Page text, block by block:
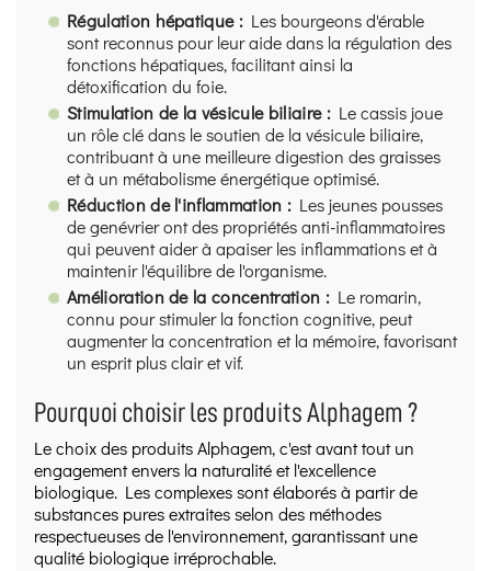
Régulation hépatique : Les bourgeons d'érable
sont reconnus pour leur aide dans la régulation des
fonctions hépatiques, facilitant ainsi la
détoxification du foie.
Stimulation de la vésicule biliaire :Le cassis joue
un rôle clé dans le soutien de la vésicule biliaire,
contribuant à une meilleure digestion des graisses
et à un métabolisme énergétique optimisé.
Réduction de l'inflammation : Les jeunes pousses
de genévrier ont des propriétés anti-inflammatoires
qui peuvent aider à apaiser les inflammations et à
maintenir l'équilibre de l'organisme.
Amélioration de la concentration :Le romarin,
connu pour stimuler la fonction cognitive, peut
augmenter la concentration et la mémoire, favorisant
un esprit plus clair et vif.
Pourquoi choisir les produits Alphagem ?
Le choix des produits Alphagem, c'est avant tout un
engagement envers la naturalité et l'excellence
biologique. Les complexes sont élaborés à partir de
substances pures extraites selon des méthodes
respectueuses de l'environnement, garantissant une
qualité biologique irréprochable.